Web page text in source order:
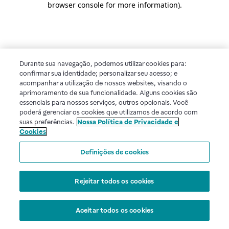
browser console for more information).
Durante sua navegação, podemos utilizar cookies para:
confirmar sua identidade; personalizar seu acesso; e
acompanhar a utilização de nossos websites, visando o
aprimoramento de sua funcionalidade. Alguns cookies são
essenciais para nossos serviços, outros opcionais. Você
poderá gerenciar os cookies que utilizamos de acordo com
suas preferências. Nossa Política de Privacidade e
Cookies
Definições de cookies
Rejeitar todos os cookies
Aceitar todos os cookies